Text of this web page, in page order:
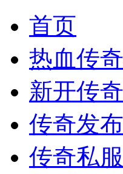
首页
热血传
新开传
传奇发
传奇私